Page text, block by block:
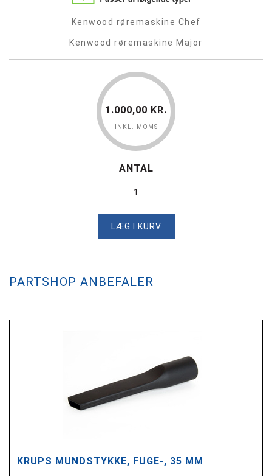
Kenwood røremaskine Chef
Kenwood røremaskine Major
1.000,00 KR.
INKL. MOMS
ANTAL
LÆG I KURV
PARTSHOP ANBEFALER
KRUPS MUNDSTYKKE, FUGE-, 35 MM